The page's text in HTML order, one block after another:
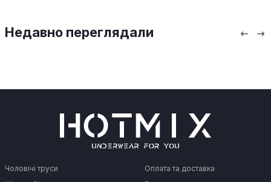
Недавно переглядали
Чоловічі труси
Оплата та доставка